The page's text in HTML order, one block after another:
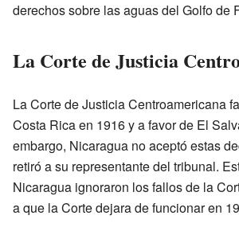
derechos sobre las aguas del Golfo de
La Corte de Justicia
La Corte de Justicia Centroamericana
Costa Rica en 1916 y a favor de El
embargo, Nicaragua no aceptó estas
retiró a su representante del tribunal.
Nicaragua ignoraron los fallos de la
a que la Corte dejara de funcionar en